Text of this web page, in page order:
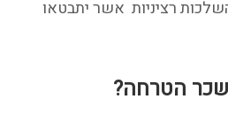
רציניות אשר יתבטאו
הטרחה?